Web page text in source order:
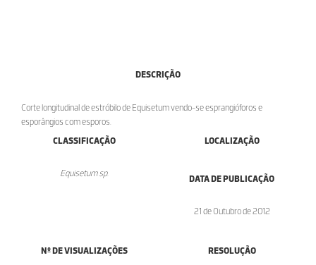
DESCRIÇÃO
Corte longitudinal de estróbilo de Equisetum vendo-se esprangióforos e
esporângios com esporos.
CLASSIFICAÇÃO
Equisetum sp.
LOCALIZAÇÃO
DATA DE PUBLICAÇÃO
21 de Outubro de 2012
Nº DE VISUALIZAÇÕES RESOLUÇÃO